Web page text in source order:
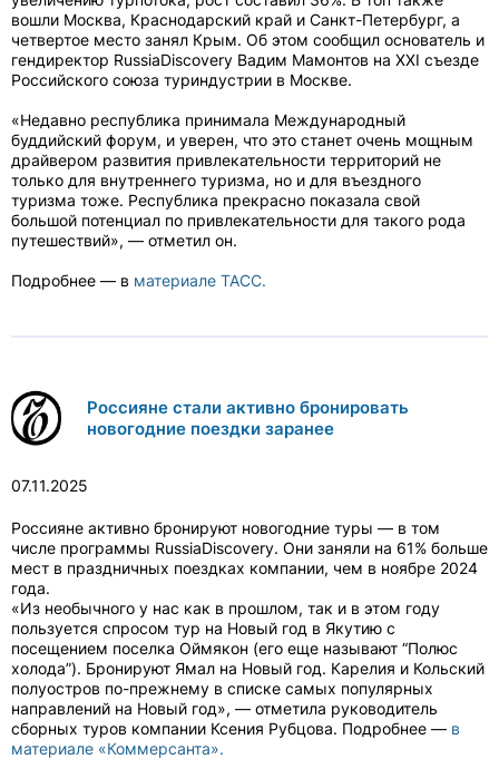
вошли Москва, Краснодарский край и Санкт-Петербург, а
четвертое место занял Крым. Об этом сообщил основатель и
гендиректор RussiaDiscovery Вадим Мамонтов на XXI съезде
Российского союза туриндустрии в Москве.
«Недавно республика принимала Международный
буддийский форум, и уверен, что это станет очень мощным
драйвером развития привлекательности территорий не
только для внутреннего туризма, но и для въездного
туризма тоже. Республика прекрасно показала свой
большой потенциал по привлекательности для такого рода
путешествий», — отметил он.
Подробнее — в материале ТАСС.
Россияне стали активно бронировать
новогодние поездки заранее
07.11.2025
Россияне активно бронируют новогодние туры — в том
числе программы RussiaDiscovery. Они заняли на 61% больше
мест в праздничных поездках компании, чем в ноябре 2024
года.
«Из необычного у нас как в прошлом, так и в этом году
пользуется спросом тур на Новый год в Якутию с
посещением поселка Оймякон (его еще называют “Полюс
холода”). Бронируют Ямал на Новый год. Карелия и Кольский
полуостров по-прежнему в списке самых популярных
направлений на Новый год», — отметила руководитель
сборных туров компании Ксения Рубцова. Подробнее — в
материале «Коммерсанта».